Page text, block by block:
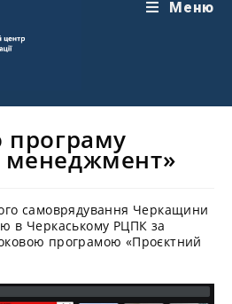
Меню
програму
менеджмент»
самоврядування Черкащини
в Черкаському РЦПК за
програмою «Проєктний